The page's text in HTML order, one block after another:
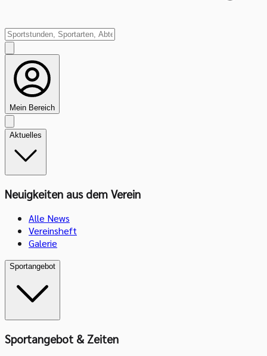
Mein Bereich
Aktuelles
Neuigkeiten aus dem Verein
Alle News
Vereinsheft
Galerie
Sportangebot
Sportangebot & Zeiten